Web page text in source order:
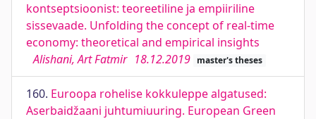
kontseptsioonist: teoreetiline ja empiiriline
sissevaade. Unfolding the concept of real-time
economy: theoretical and empirical insights
Alishani, Art Fatmir 18.12.2019 master's theses
160. Euroopa rohelise kokkuleppe algatused:
Aserbaidžaani juhtumiuuring. European Green